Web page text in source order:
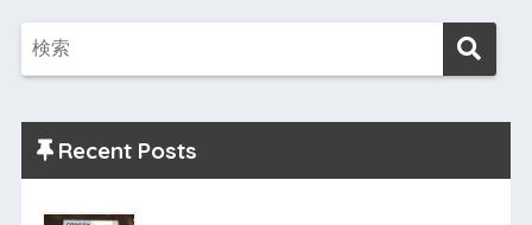
Recent Posts